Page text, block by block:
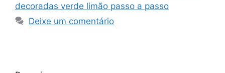
decoradas verde limão passo a passo
Deixe um comentário